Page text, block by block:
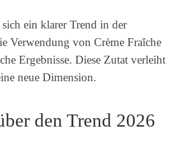
ein klarer Trend in der
Verwendung von Crème Fraîche
Ergebnisse. Diese Zutat verleiht
neue Dimension.
den Trend 2026